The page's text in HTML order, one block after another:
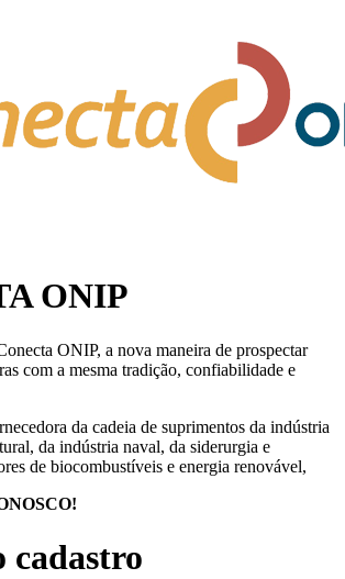
ONIP
ONIP, a nova maneira de prospectar
com a mesma tradição, confiabilidade e
da cadeia de suprimentos da indústria
da indústria naval, da siderurgia e
de biocombustíveis e energia renovável,
cadastro